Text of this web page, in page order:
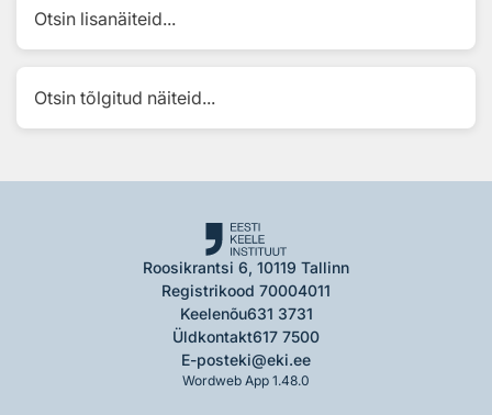
Otsin lisanäiteid...
Otsin tõlgitud näiteid...
Roosikrantsi 6, 10119 Tallinn
Registrikood 70004011
Keelenõu631 3731
Üldkontakt617 7500
E-posteki@eki.ee
Wordweb App 1.48.0